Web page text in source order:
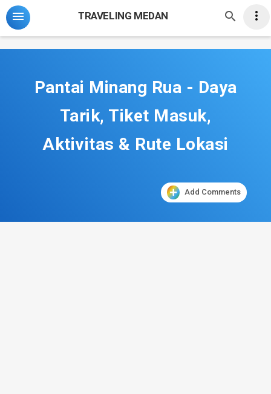
-->
 
TRAVELING MEDAN 
Pantai Minang Rua - Daya
Tarik, Tiket Masuk,
Aktivitas & Rute Lokasi
Add Comments